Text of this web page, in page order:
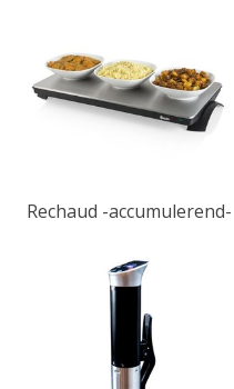
Rechaud -accumulerend-